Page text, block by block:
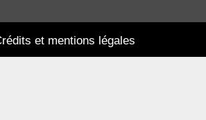
et mentions légales